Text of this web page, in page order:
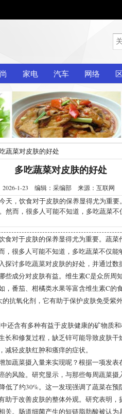
家电 汽车 网络
蔬菜对皮肤的好处
多吃蔬菜对皮肤的好处
2026-1-23 编辑：采编部 来源：互联网
，饮食对于皮肤的保养显得尤为重要
然而，很多人可能不知道，多吃蔬菜
食对于皮肤的保养显得尤为重要。蔬
，很多人可能不知道，多吃蔬菜不仅
探讨多吃蔬菜对皮肤的好处，并通过
些成分对皮肤有益。维生素C是众所周
，番茄、柑橘类水果等富含维生素C的
抗氧化剂，它有助于保护皮肤免受紫
还含有多种有益于皮肤健康的矿物质
长和修复过程，缺乏锌可能导致皮肤
轻皮肤红肿和瘙痒的症状。
加蔬菜摄入量来实现呢？根据一项发
的风险。研究显示，与那些每周蔬菜
低了约30%。这一发现强调了蔬菜在
助于改善皮肤的整体外观。研究表明
关。肠道细菌产生的短链脂肪酸被认